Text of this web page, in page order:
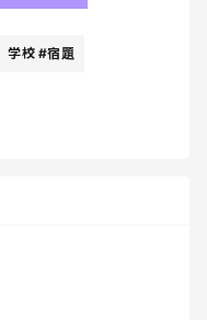
タイプ？
学校 #宿題